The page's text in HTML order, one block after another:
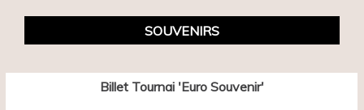
SOUVENIRS
Billet Tournai 'Euro Souvenir'